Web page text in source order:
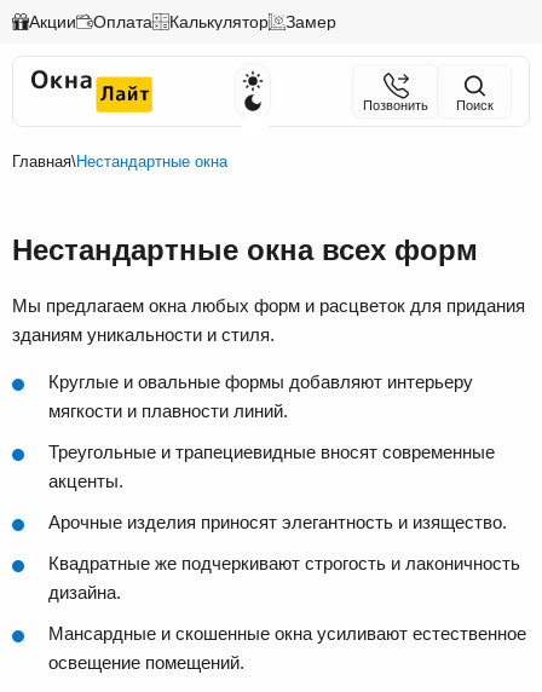
Акции Оплата Калькулятор Замер
Позвонить Поиск
Главная\Нестандартные окна
Нестандартные окна всех форм
Мы предлагаем окна любых форм и расцветок для придания
зданиям уникальности и стиля.
Круглые и овальные формы добавляют интерьеру
мягкости и плавности линий.
Треугольные и трапециевидные вносят современные
акценты.
Арочные изделия приносят элегантность и изящество.
Квадратные же подчеркивают строгость и лаконичность
дизайна.
Мансардные и скошенные окна усиливают естественное
освещение помещений.